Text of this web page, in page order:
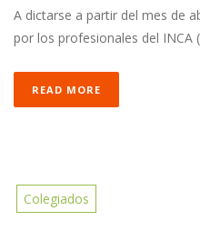
A dictarse a partir del mes de
por los profesionales del
READ MORE
Colegiados